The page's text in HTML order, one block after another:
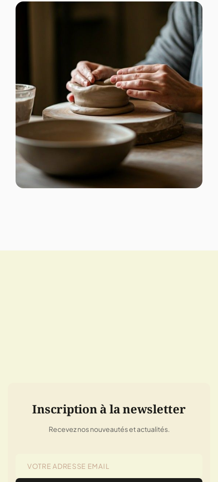
Inscription à la newsletter
Recevez nos nouveautés et actualités.